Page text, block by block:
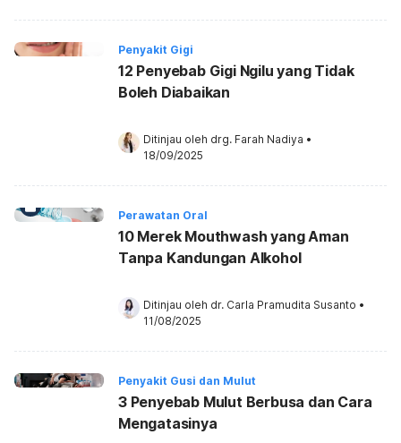
Penyakit Gigi
12 Penyebab Gigi Ngilu yang Tidak
Boleh Diabaikan
Ditinjau oleh drg. Farah Nadiya •
18/09/2025
Perawatan Oral
10 Merek Mouthwash yang Aman
Tanpa Kandungan Alkohol
Ditinjau oleh dr. Carla Pramudita Susanto •
11/08/2025
Penyakit Gusi dan Mulut
3 Penyebab Mulut Berbusa dan Cara
Mengatasinya